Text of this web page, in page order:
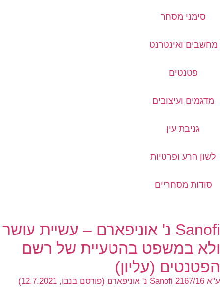
סימני מסחר
מחשבים ואינטרנט
פטנטים
מדגמים ועיצובים
גניבת עין
לשון הרע ופרטיות
סודות מסחריים
Sanofi נ' אוניפארם – עשיית עושר
ולא במשפט בהטעיית של רשם
הפטנטים (עליון)
ע"א 2167/16 Sanofi נ' אוניפארם (פורסם בנבו, 12.7.2021)